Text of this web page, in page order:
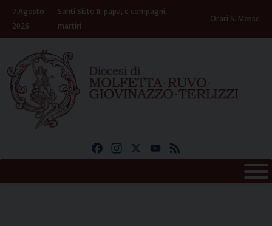
Skip
content
7 Agosto
2026
Santi Sisto II, papa, e compagni,
martiri
Orari S. Messe
FacebookInstagramYouTube